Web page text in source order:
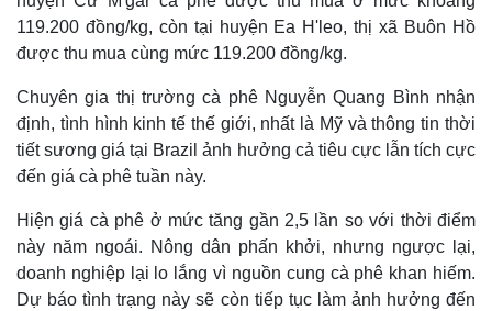
119.200 đồng/kg, còn tại huyện Ea H'leo, thị xã Buôn Hồ
được thu mua cùng mức 119.200 đồng/kg.
Chuyên gia thị trường cà phê Nguyễn Quang Bình nhận
định, tình hình kinh tế thế giới, nhất là Mỹ và thông tin thời
tiết sương giá tại Brazil ảnh hưởng cả tiêu cực lẫn tích cực
đến giá cà phê tuần này.
Hiện giá cà phê ở mức tăng gần 2,5 lần so với thời điểm
này năm ngoái. Nông dân phấn khởi, nhưng ngược lại,
doanh nghiệp lại lo lắng vì nguồn cung cà phê khan hiếm.
Dự báo tình trạng này sẽ còn tiếp tục làm ảnh hưởng đến